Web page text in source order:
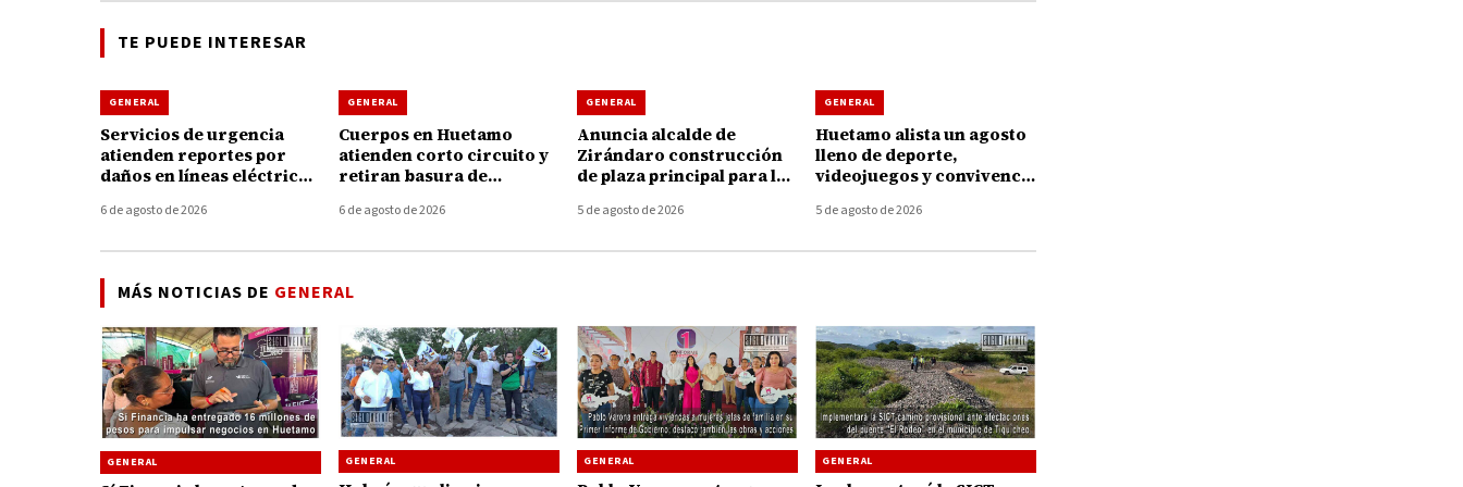
TE PUEDE INTERESAR
GENERAL
Servicios de urgencia
atienden reportes por
daños en líneas eléctricas
Huetamo
6 de agosto de 2026
GENERAL
Cuerpos en Huetamo
atienden corto circuito y
retiran basura de
tormenta de ayer
6 de agosto de 2026
GENERAL
Anuncia alcalde de
Zirándaro construcción
de plaza principal para la
5 de agosto de 2026
GENERAL
Huetamo alista un agosto
lleno de deporte,
videojuegos y convivencia
5 de agosto de 2026
MÁS NOTICIAS DE GENERAL
GENERAL GENERAL GENERAL GENERAL